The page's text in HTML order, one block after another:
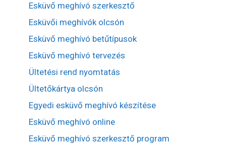
Esküvő meghívó szerkesztő
Esküvői meghívók olcsón
Esküvő meghívó betűtípusok
Esküvő meghívó tervezés
Ültetési rend nyomtatás
Ültetőkártya olcsón
Egyedi esküvő meghívó készítése
Esküvő meghívó online
Esküvő meghívó szerkesztő program